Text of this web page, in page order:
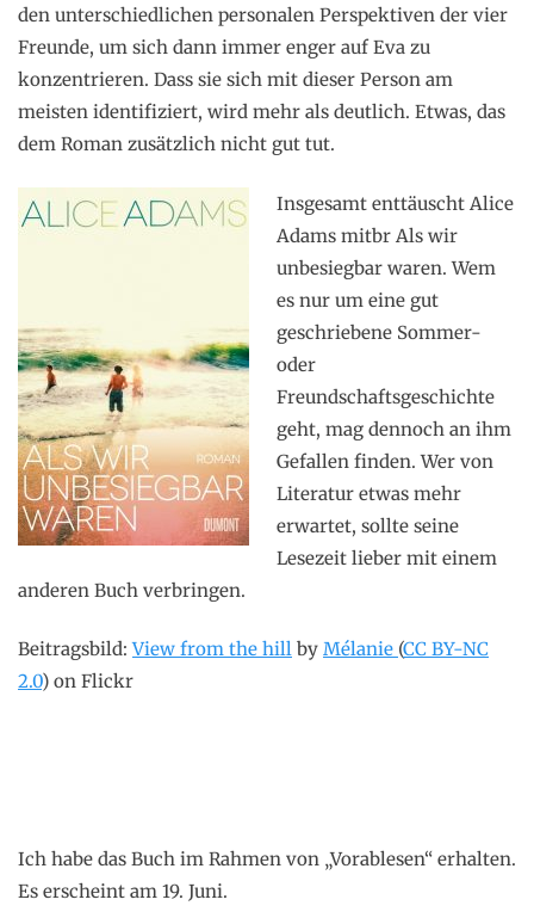
den unterschiedlichen personalen Perspektiven der vier
Freunde, um sich dann immer enger auf Eva zu
konzentrieren. Dass sie sich mit dieser Person am
meisten identifiziert, wird mehr als deutlich. Etwas, das
dem Roman zusätzlich nicht gut tut.
Insgesamt enttäuscht Alice
Adams mitbr Als wir
unbesiegbar waren. Wem
es nur um eine gut
geschriebene Sommer-
oder
Freundschaftsgeschichte
geht, mag dennoch an ihm
Gefallen finden. Wer von
Literatur etwas mehr
erwartet, sollte seine
Lesezeit lieber mit einem
anderen Buch verbringen.
Beitragsbild:View from the hill by Mélanie (CC BY-NC
2.0) on Flickr
Ich habe das Buch im Rahmen von „Vorablesen“ erhalten.
Es erscheint am 19. Juni.